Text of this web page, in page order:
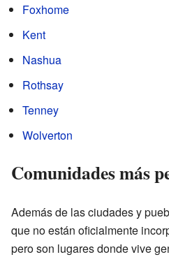
Foxhome
Kent
Nashua
Rothsay
Tenney
Wolverton
Comunidades más
Además de las ciudades y
que no están oficialmente
pero son lugares donde vive